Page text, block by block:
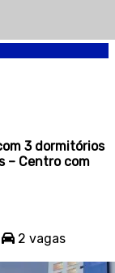
3 dormitórios
– Centro com
2 vagas